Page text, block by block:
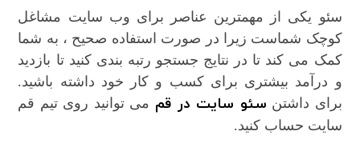
سئو یکی از مهمترین عناصر برای وب سایت مشاغل
کوچک شماست زیرا در صورت استفاده صحیح ، به شما
کمک می کند تا در نتایج جستجو رتبه بندی کنید تا بازدید
و درآمد بیشتری برای کسب و کار خود داشته باشید.
برای داشتن سئو سایت در قم می توانید روی تیم قم
سایت حساب کنید.